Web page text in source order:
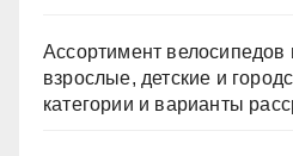
Ассортимент велосипедов
взрослые, детские и
категории и варианты